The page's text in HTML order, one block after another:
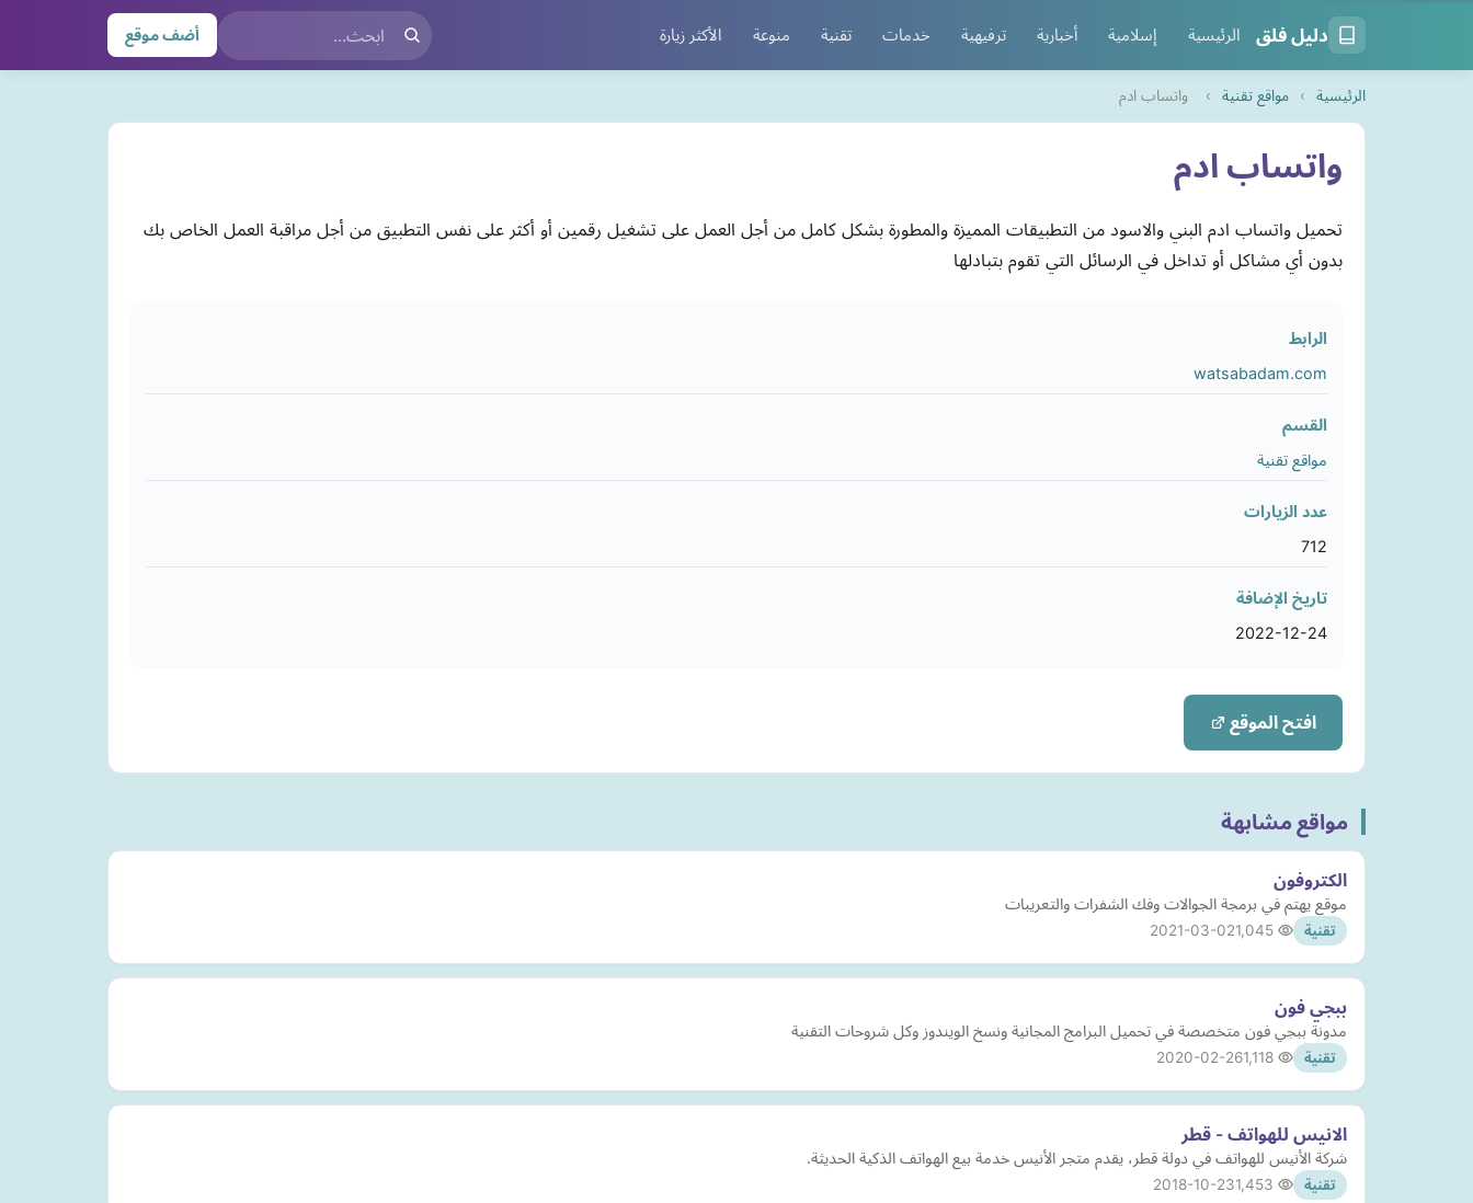
دليل فلق الرئيسية إسلامية أخبارية ترفيهية خدمات تقنية منوعة الأكثر زيارة أضف موقع
الرئيسية › مواقع تقنية › واتساب ادم
واتساب ادم
تحميل واتساب ادم البني والاسود من التطبيقات المميزة والمطورة بشكل كامل من أجل العمل على تشغيل رقمين أو أكثر على نفس التطبيق من أجل مراقبة العمل الخاص بك
بدون أي مشاكل أو تداخل في الرسائل التي تقوم بتبادلها
الرابط
watsabadam.com
القسم
مواقع تقنية
عدد الزيارات
712
تاريخ الإضافة
2022-12-24
افتح الموقع
مواقع مشابهة
الكتروفون
موقع يهتم في برمجة الجوالات وفك الشفرات والتعريبات
تقنية 2021-03-02
ببجي فون
مدونة ببجي فون متخصصة في تحميل البرامج المجانية ونسخ الويندوز وكل شروحات التقنية
تقنية 2020-02-26
الانيس للهواتف - قطر
شركة الأنيس للهواتف في دولة قطر، يقدم متجر الأنيس خدمة بيع الهواتف الذكية الحديثة.
تقنية 2018-10-23